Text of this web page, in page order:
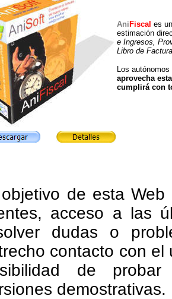
Ani Fiscal es
estimación
e Ingresos,
Libro de
Los
aprovecha
cumplirá con
de esta
acceso a las
dudas o
contacto con el
de probar
demostrativas.